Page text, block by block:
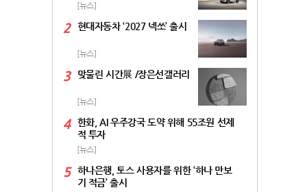
[뉴스]
2 현대자동차 ‘2027 넥쏘’ 출시
[뉴스]
3 맞물린 시간展 /장은선갤러리
[뉴스]
4
한화, AI 우주강국 도약 위해 55조원 선제
적 투자
[뉴스]
5
하나은행, 토스 사용자를 위한 ‘하나 만보
기 적금’ 출시